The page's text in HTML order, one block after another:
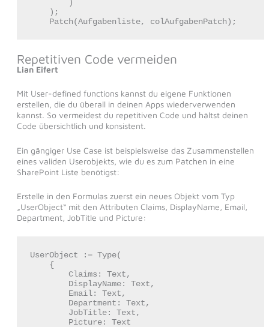
    Patch(Aufgabenliste, colAufgabenPatch);
Repetitiven Code vermeiden
Lian Eifert
Mit User-defined functions kannst du eigene Funktionen
erstellen, die du überall in deinen Apps wiederverwenden
kannst. So vermeidest du repetitiven Code und hältst deinen
Code übersichtlich und konsistent.
Ein gängiger Use Case ist beispielsweise das Zusammenstellen
eines validen Userobjekts, wie du es zum Patchen in eine
SharePoint Liste benötigst:
Erstelle in den Formulas zuerst ein neues Objekt vom Typ
„UserObject“ mit den Attributen Claims, DisplayName, Email,
Department, JobTitle und Picture:
UserObject := Type(